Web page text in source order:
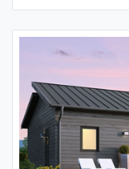
Huset utförs utan
knutbrädor vilket
finns möjlighet att
kök, matplats och
en mängd
utföranden. Välj
fönstertyper mm för